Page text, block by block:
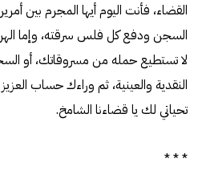
القضاء، فأنت اليوم أيها المجرم بين
السجن ودفع كل فلس سرقته، وإما
لا تستطيع حمله من مسروقاتك، أو
النقدية والعينية، ثم وراءك حساب
تحياتي لك يا قضاءنا الشامخ.
* * *